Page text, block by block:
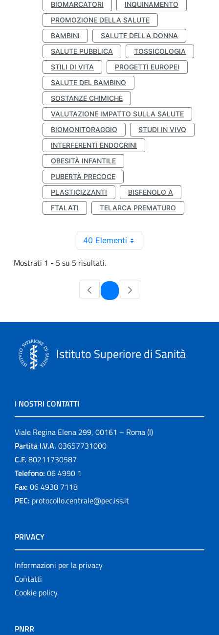
BIOMARCATORI
INQUINAMENTO
PROMOZIONE DELLA SALUTE
BAMBINI
SALUTE DELLA DONNA
SALUTE PUBBLICA
TOSSICOLOGIA
STILI DI VITA
PROGETTI EUROPEI
SALUTE DEL BAMBINO
SOSTANZE CHIMICHE
VALUTAZIONE IMPATTO SULLA SALUTE
BIOMONITORAGGIO
STUDI IN VIVO
INTERFERENTI ENDOCRINI
OBESITÀ INFANTILE
PUBERTÀ PRECOCE
PLASTICIZZANTI
BISFENOLO A
FTALATI
TELARCA PREMATURO
40 Elementi
Mostrati 1 - 5 su 5 risultati.
Pagina
Istituto Superiore di Sanità
I NOSTRI CONTATTI
Viale Regina Elena 299, 00161 – Roma (I)
Partita I.V.A. 03657731000
C.F. 80211730587
Telefono: 06 4990 1
Fax: 06 4938 7118
PEC: protocollo.centrale@pec.iss.it
PRIVACY
Informazioni per la privacy
Contatti
Cookie policy
PNRR